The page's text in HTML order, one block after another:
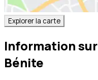
Explorer la carte
Information sur
Bénite